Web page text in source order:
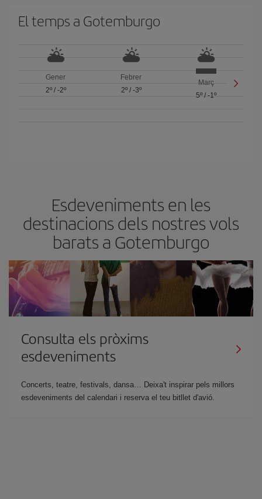
El temps a Gotemburgo
Gener
2º/ -2º
Febrer
2º/ -3º
Març
5º /-1º
Esdeveniments en les
destinacions dels nostres vols
barats a Gotemburgo
Consulta els pròxims
esdeveniments
Concerts, teatre, festivals, dansa… Deixa't inspirar pels millors
esdeveniments del calendari i reserva el teu bitllet d'avió.